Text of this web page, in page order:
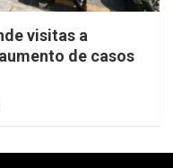
visitas a
de casos